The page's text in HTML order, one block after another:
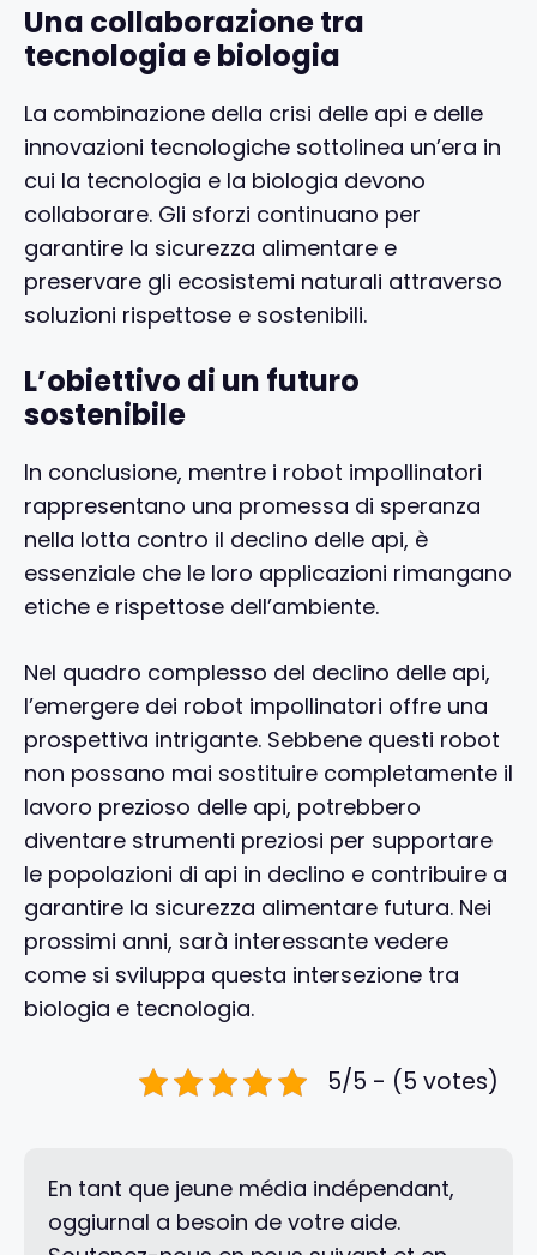
Una collaborazione tra
tecnologia e biologia
La combinazione della crisi delle api e delle
innovazioni tecnologiche sottolinea un’era in
cui la tecnologia e la biologia devono
collaborare. Gli sforzi continuano per
garantire la sicurezza alimentare e
preservare gli ecosistemi naturali attraverso
soluzioni rispettose e sostenibili.
L’obiettivo di un futuro
sostenibile
In conclusione, mentre i robot impollinatori
rappresentano una promessa di speranza
nella lotta contro il declino delle api, è
essenziale che le loro applicazioni rimangano
etiche e rispettose dell’ambiente.
Nel quadro complesso del declino delle api,
l’emergere dei robot impollinatori offre una
prospettiva intrigante. Sebbene questi robot
non possano mai sostituire completamente il
lavoro prezioso delle api, potrebbero
diventare strumenti preziosi per supportare
le popolazioni di api in declino e contribuire a
garantire la sicurezza alimentare futura. Nei
prossimi anni, sarà interessante vedere
come si sviluppa questa intersezione tra
biologia e tecnologia.
5/5 - (5 votes)
En tant que jeune média indépendant,
oggiurnal a besoin de votre aide.